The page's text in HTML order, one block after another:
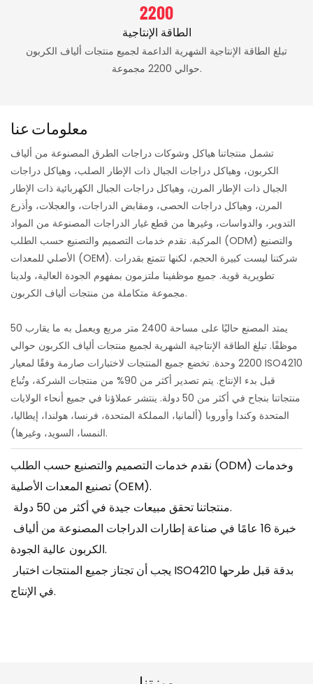
2200
الطاقة الإنتاجية
تبلغ الطاقة الإنتاجية الشهرية الداعمة لجميع منتجات ألياف الكربون
حوالي 2200 مجموعة.
معلومات عنا
تشمل منتجاتنا هياكل وشوكات دراجات الطرق المصنوعة من ألياف
الكربون، وهياكل دراجات الجبال ذات الإطار الصلب، وهياكل دراجات
الجبال ذات الإطار المرن، وهياكل دراجات الجبال الكهربائية ذات الإطار
المرن، وهياكل دراجات الحصى، ومقابض الدراجات، والعجلات، وأذرع
التدوير، والدواسات، وغيرها من قطع غيار الدراجات المصنوعة من المواد
المركبة. نقدم خدمات التصميم والتصنيع حسب الطلب (ODM) والتصنيع
الأصلي للمعدات (OEM). شركتنا ليست كبيرة الحجم، لكنها تتمتع بقدرات
تطويرية قوية. جميع موظفينا ملتزمون بمفهوم الجودة العالية، ولدينا
مجموعة متكاملة من منتجات ألياف الكربون.
يمتد المصنع حاليًا على مساحة 2400 متر مربع ويعمل به ما يقارب 50
موظفًا. تبلغ الطاقة الإنتاجية الشهرية لجميع منتجات ألياف الكربون حوالي
2200 وحدة. تخضع جميع المنتجات لاختبارات صارمة وفقًا لمعيار ISO4210
قبل بدء الإنتاج. يتم تصدير أكثر من 90% من منتجات الشركة، وتُباع
منتجاتنا بنجاح في أكثر من 50 دولة. ينتشر عملاؤنا في جميع أنحاء الولايات
المتحدة وكندا وأوروبا (ألمانيا، المملكة المتحدة، فرنسا، هولندا، إيطاليا،
النمسا، السويد، وغيرها).
نقدم خدمات التصميم والتصنيع حسب الطلب (ODM) وخدمات
تصنيع المعدات الأصلية (OEM).
منتجاتنا تحقق مبيعات جيدة في أكثر من 50 دولة.
الكربون عالية الجودة.
في الإنتاج.